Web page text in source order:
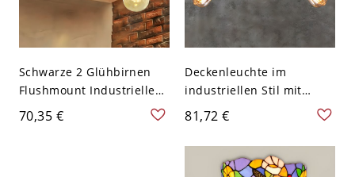
Schwarze 2 Glühbirnen
Flushmount Industrielle
Metall-Wasserrohr-LED
Semi Flush Deckenlampe
70,35 €
Deckenleuchte im
industriellen Stil mit
Metallrohr-Design - 110V-
120V Design 6
81,72 €